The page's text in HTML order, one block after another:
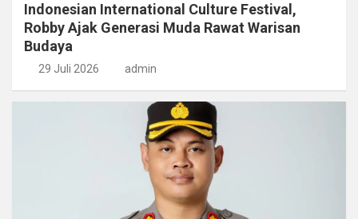
Indonesian International Culture Festival,
Robby Ajak Generasi Muda Rawat Warisan
Budaya
29 Juli 2026 admin